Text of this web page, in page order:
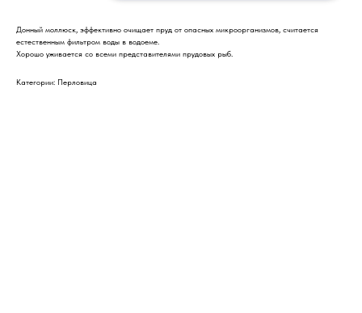
Донный моллюск, эффективно очищает пруд от опасных микроорганизмов, считается
естественным фильтром воды в водоеме.
Хорошо уживается со всеми представителями прудовых рыб.
Категории: Перловица